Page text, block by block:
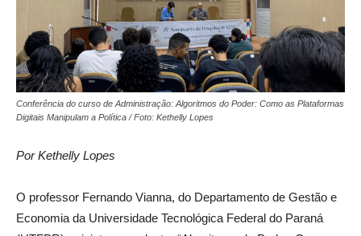
Conferência do curso de Administração: Algoritmos do Poder: Como as Plataformas
Digitais Manipulam a Política / Foto: Kethelly Lopes
Por Kethelly Lopes
O professor Fernando Vianna, do Departamento de Gestão e
Economia da Universidade Tecnológica Federal do Paraná